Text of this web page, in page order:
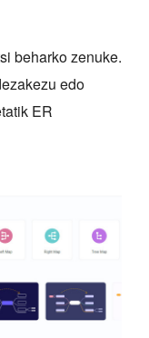
beharko zenuke.
edo
ER